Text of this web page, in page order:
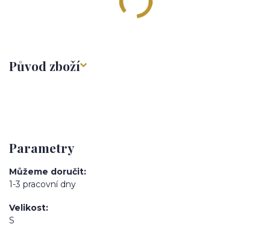
Původ zboží
Parametry
Můžeme doručit
1-3 pracovní dny
Velikost
S